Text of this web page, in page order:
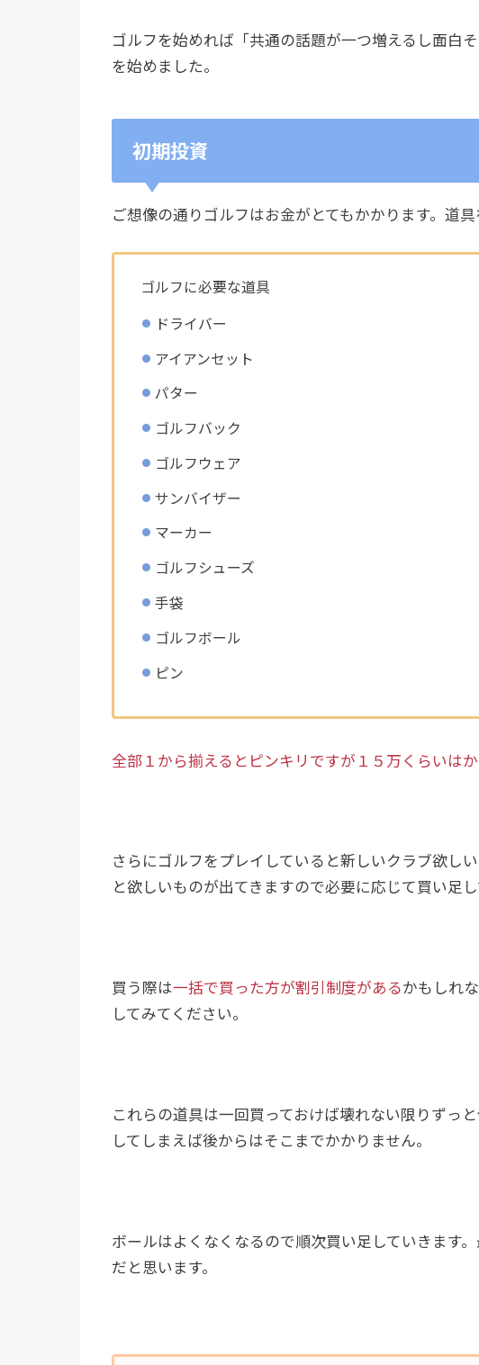
ゴルフを始めれば「共通の話題が一つ増えるし面白
を始めました。
初期投資
ご想像の通りゴルフはお金がとてもかかります。道
ゴルフに必要な道具
ドライバー
アイアンセット
パター
ゴルフバック
ゴルフウェア
サンバイザー
マーカー
ゴルフシューズ
手袋
ゴルフボール
ピン
全部１から揃えるとピンキリですが１５万くらいはか
さらにゴルフをプレイしていると新しいクラブ欲し
と欲しいものが出てきますので必要に応じて買い足し
買う際は一括で買った方が割引制度があるかもしれ
してみてください。
これらの道具は一回買っておけば壊れない限りずっ
してしまえば後からはそこまでかかりません。
ボールはよくなくなるので順次買い足していきます
だと思います。